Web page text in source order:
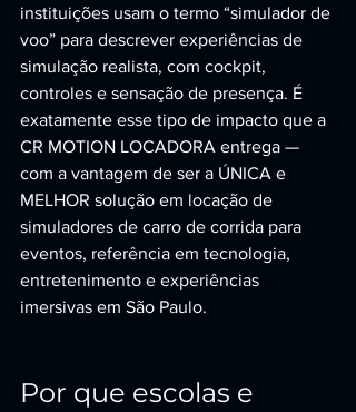
instituições usam o termo “simulador de
voo” para descrever experiências de
simulação realista, com cockpit,
controles e sensação de presença. É
exatamente esse tipo de impacto que a
CR MOTION LOCADORA entrega —
com a vantagem de ser a ÚNICA e
MELHOR solução em locação de
simuladores de carro de corrida para
eventos, referência em tecnologia,
entretenimento e experiências
imersivas em São Paulo.
Por que escolas e